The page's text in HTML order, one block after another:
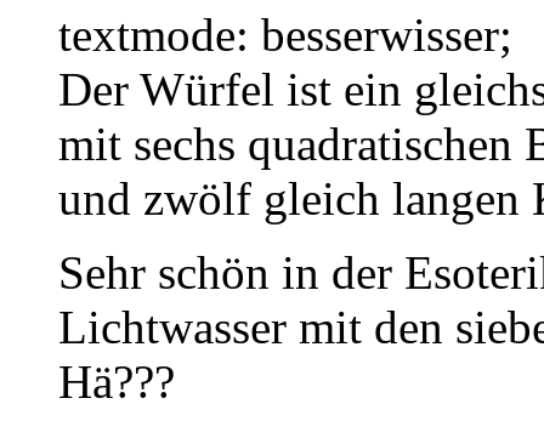
textmode: besserwisser;
Der Würfel ist ein
mit sechs quadratischen
und zwölf gleich langen
Sehr schön in der
Lichtwasser mit den
Hä???